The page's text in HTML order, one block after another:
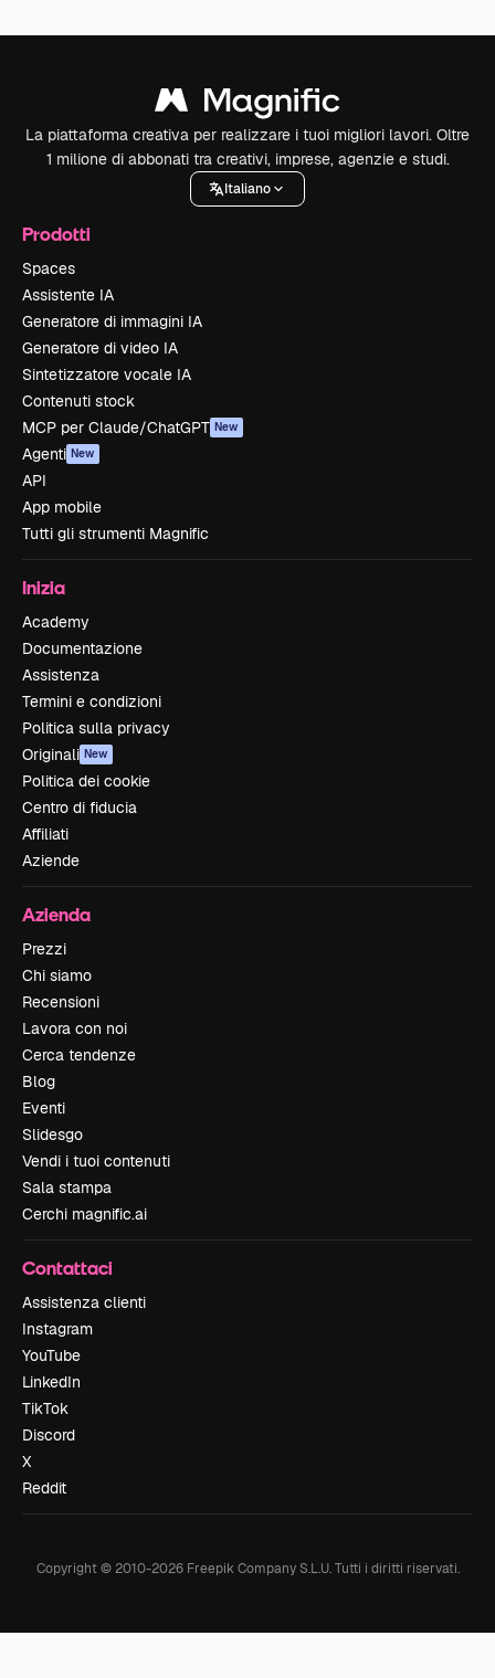
La piattaforma creativa per realizzare i tuoi migliori lavori. Oltre
1 milione di abbonati tra creativi, imprese, agenzie e studi.
Italiano
Prodotti
Spaces
Assistente IA
Generatore di immagini IA
Generatore di video IA
Sintetizzatore vocale IA
Contenuti stock
MCP per Claude/ChatGPT New
Agenti New
API
App mobile
Tutti gli strumenti Magnific
Inizia
Academy
Documentazione
Assistenza
Termini e condizioni
Politica sulla privacy
Originali New
Politica dei cookie
Centro di fiducia
Affiliati
Aziende
Azienda
Prezzi
Chi siamo
Recensioni
Lavora con noi
Cerca tendenze
Blog
Eventi
Slidesgo
Vendi i tuoi contenuti
Sala stampa
Cerchi magnific.ai
Contattaci
Assistenza clienti
Instagram
YouTube
LinkedIn
TikTok
Discord
X
Reddit
Copyright © 2010-2026Freepik Company S.L.U. Tutti i diritti riservati.